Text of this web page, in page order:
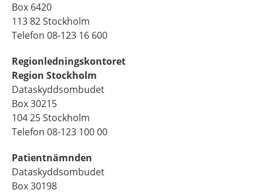
Box 6420
113 82 Stockholm
Telefon 08-123 16 600
Regionledningskontoret
Region Stockholm
Dataskyddsombudet
Box 30215
104 25 Stockholm
Telefon 08-123 100 00
Patientnämnden
Dataskyddsombudet
Box 30198